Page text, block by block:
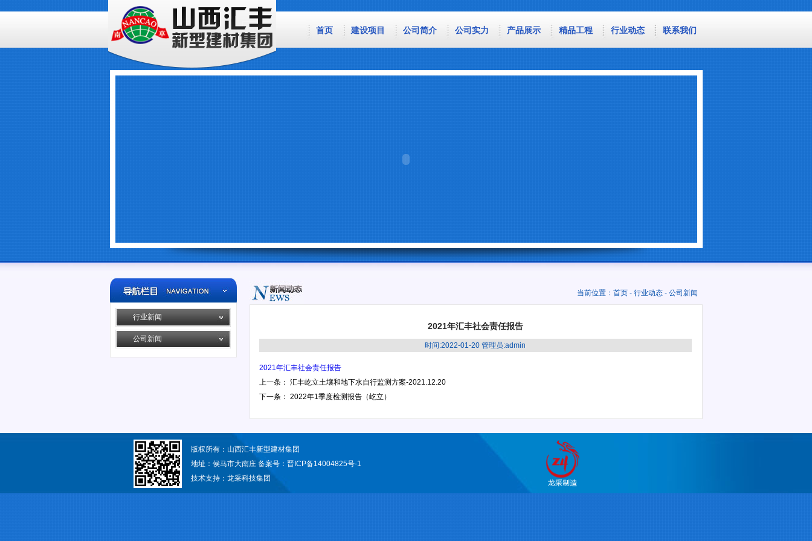
首页 建设项目 公司简介 公司实力 产品展示 精品工程 行业动态 联系我们
行业新闻
公司新闻
当前位置： 首页- 行业动态- 公司新闻
2021年汇丰社会责任报告
时间:2022-01-20 管理员:admin
2021年汇丰社会责任报告
上一条： 汇丰屹立土壤和地下水自行监测方案-2021.12.20
下一条： 2022年1季度检测报告（屹立）
版权所有：山西汇丰新型建材集团
地址：侯马市大南庄 备案号： 晋ICP备14004825号-1
技术支持： 龙采科技集团